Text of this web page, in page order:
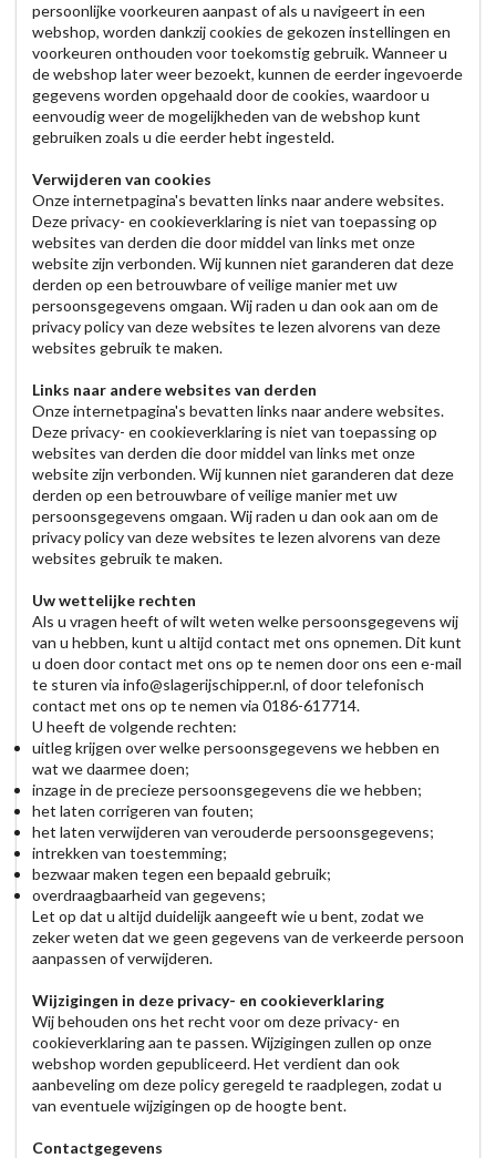
persoonlijke voorkeuren aanpast of als u navigeert in een
webshop, worden dankzij cookies de gekozen instellingen en
voorkeuren onthouden voor toekomstig gebruik. Wanneer u
de webshop later weer bezoekt, kunnen de eerder ingevoerde
gegevens worden opgehaald door de cookies, waardoor u
eenvoudig weer de mogelijkheden van de webshop kunt
gebruiken zoals u die eerder hebt ingesteld.
Verwijderen van cookies
Onze internetpagina's bevatten links naar andere websites.
Deze privacy- en cookieverklaring is niet van toepassing op
websites van derden die door middel van links met onze
website zijn verbonden. Wij kunnen niet garanderen dat deze
derden op een betrouwbare of veilige manier met uw
persoonsgegevens omgaan. Wij raden u dan ook aan om de
privacy policy van deze websites te lezen alvorens van deze
websites gebruik te maken.
Links naar andere websites van derden
Onze internetpagina's bevatten links naar andere websites.
Deze privacy- en cookieverklaring is niet van toepassing op
websites van derden die door middel van links met onze
website zijn verbonden. Wij kunnen niet garanderen dat deze
derden op een betrouwbare of veilige manier met uw
persoonsgegevens omgaan. Wij raden u dan ook aan om de
privacy policy van deze websites te lezen alvorens van deze
websites gebruik te maken.
Uw wettelijke rechten
Als u vragen heeft of wilt weten welke persoonsgegevens wij
van u hebben, kunt u altijd contact met ons opnemen. Dit kunt
u doen door contact met ons op te nemen door ons een e-mail
te sturen via info@slagerijschipper.nl, of door telefonisch
contact met ons op te nemen via 0186-617714.
U heeft de volgende rechten:
uitleg krijgen over welke persoonsgegevens we hebben en
wat we daarmee doen;
inzage in de precieze persoonsgegevens die we hebben;
het laten corrigeren van fouten;
het laten verwijderen van verouderde persoonsgegevens;
intrekken van toestemming;
bezwaar maken tegen een bepaald gebruik;
overdraagbaarheid van gegevens;
Let op dat u altijd duidelijk aangeeft wie u bent, zodat we
zeker weten dat we geen gegevens van de verkeerde persoon
aanpassen of verwijderen.
Wijzigingen in deze privacy- en cookieverklaring
Wij behouden ons het recht voor om deze privacy- en
cookieverklaring aan te passen. Wijzigingen zullen op onze
webshop worden gepubliceerd. Het verdient dan ook
aanbeveling om deze policy geregeld te raadplegen, zodat u
van eventuele wijzigingen op de hoogte bent.
Contactgegevens